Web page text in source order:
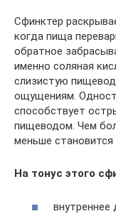
Сфинктер
когда пища
обратное
именно соляная
слизистую
ощущениям.
способствует
пищеводом. Чем
меньше становится
На тонус этого
внутреннее